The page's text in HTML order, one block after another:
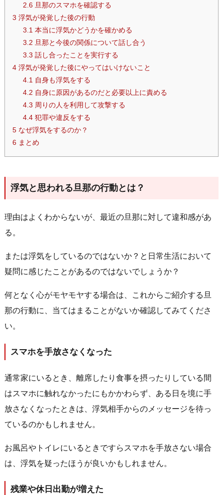
2.6旦那のスマホを確認する
3 浮気が発覚した後の行動
3.1本当に浮気かどうかを確かめる
3.2 旦那と今後の関係について話し合う
3.3 話し合ったことを実行する
4浮気が発覚した後にやってはいけないこと
4.1自身も浮気をする
4.2 自身に原因があるのだと必要以上に責める
4.3 周りの人を利用して攻撃する
4.4犯罪や違反をする
5なぜ浮気をするのか？
6まとめ
浮気と思われる旦那の行動とは？
理由はよくわからないが、最近の旦那に対して違和感があ
る。
または浮気をしているのではないか？と日常生活において
疑問に感じたことがあるのではないでしょうか？
何となく心がモヤモヤする場合は、これからご紹介する旦
那の行動に、当てはまることがないか確認してみてくださ
い。
スマホを手放さなくなった
通常家にいるとき、離席したり食事を摂ったりしている間
はスマホに触れなかったにもかかわらず、ある日を境に手
放さなくなったときは、浮気相手からのメッセージを待っ
ているのかもしれません。
お風呂やトイレにいるときですらスマホを手放さない場合
は、浮気を疑ったほうが良いかもしれません。
残業や休日出勤が増えた